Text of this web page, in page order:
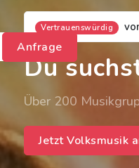
Vertrauenswürdig
Du
Über 200
Jetzt Volksmusik
Anfrage